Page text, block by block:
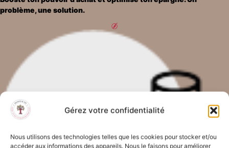
Gérez votre confidentialité
Nous utilisons des technologies telles que les cookies pour stocker et/ou
accéder aux informations des appareils. Nous le faisons pour améliorer
problème, une solution.